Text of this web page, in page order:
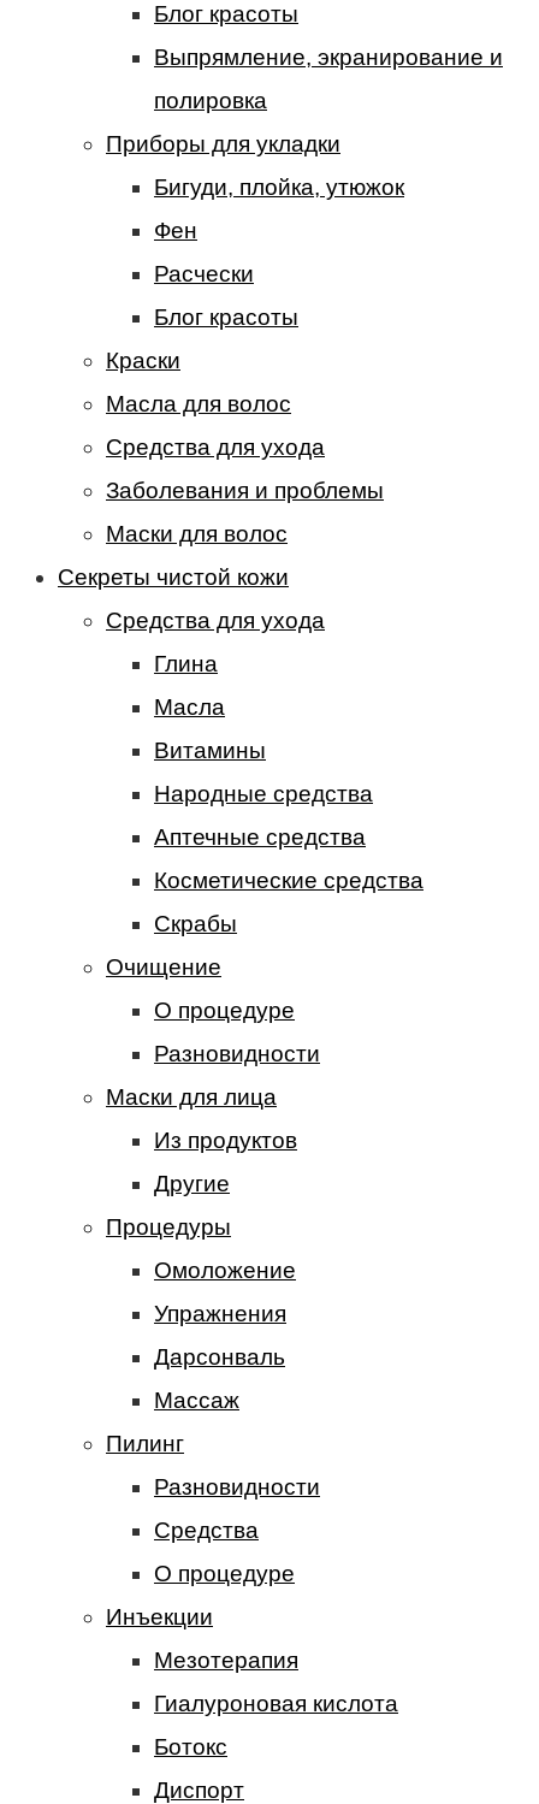
Блог красоты
Выпрямление, экранирование и
полировка
Приборы для укладки
Бигуди, плойка, утюжок
Фен
Расчески
Блог красоты
Краски
Масла для волос
Средства для ухода
Заболевания и проблемы
Маски для волос
Секреты чистой кожи
Средства для ухода
Глина
Масла
Витамины
Народные средства
Аптечные средства
Косметические средства
Скрабы
Очищение
О процедуре
Разновидности
Маски для лица
Из продуктов
Другие
Процедуры
Омоложение
Упражнения
Дарсонваль
Массаж
Пилинг
Разновидности
Средства
О процедуре
Инъекции
Мезотерапия
Гиалуроновая кислота
Ботокс
Диспорт